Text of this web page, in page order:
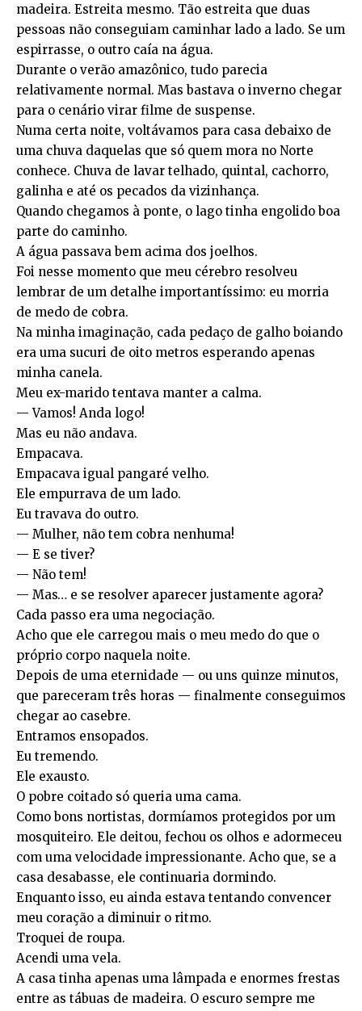
madeira. Estreita mesmo. Tão estreita que duas
pessoas não conseguiam caminhar lado a lado. Se um
espirrasse, o outro caía na água.
Durante o verão amazônico, tudo parecia
relativamente normal. Mas bastava o inverno chegar
para o cenário virar filme de suspense.
Numa certa noite, voltávamos para casa debaixo de
uma chuva daquelas que só quem mora no Norte
conhece. Chuva de lavar telhado, quintal, cachorro,
galinha e até os pecados da vizinhança.
Quando chegamos à ponte, o lago tinha engolido boa
parte do caminho.
A água passava bem acima dos joelhos.
Foi nesse momento que meu cérebro resolveu
lembrar de um detalhe importantíssimo: eu morria
de medo de cobra.
Na minha imaginação, cada pedaço de galho boiando
era uma sucuri de oito metros esperando apenas
minha canela.
Meu ex-marido tentava manter a calma.
— Vamos! Anda logo!
Mas eu não andava.
Empacava.
Empacava igual pangaré velho.
Ele empurrava de um lado.
Eu travava do outro.
— Mulher, não tem cobra nenhuma!
— E se tiver?
— Não tem!
— Mas… e se resolver aparecer justamente agora?
Cada passo era uma negociação.
Acho que ele carregou mais o meu medo do que o
próprio corpo naquela noite.
Depois de uma eternidade — ou uns quinze minutos,
que pareceram três horas — finalmente conseguimos
chegar ao casebre.
Entramos ensopados.
Eu tremendo.
Ele exausto.
O pobre coitado só queria uma cama.
Como bons nortistas, dormíamos protegidos por um
mosquiteiro. Ele deitou, fechou os olhos e adormeceu
com uma velocidade impressionante. Acho que, se a
casa desabasse, ele continuaria dormindo.
Enquanto isso, eu ainda estava tentando convencer
meu coração a diminuir o ritmo.
Troquei de roupa.
Acendi uma vela.
A casa tinha apenas uma lâmpada e enormes frestas
entre as tábuas de madeira. O escuro sempre me